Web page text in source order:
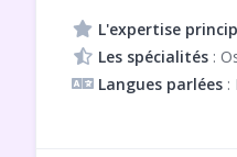
L'expertise
Les spécialités :
Langues parlées :